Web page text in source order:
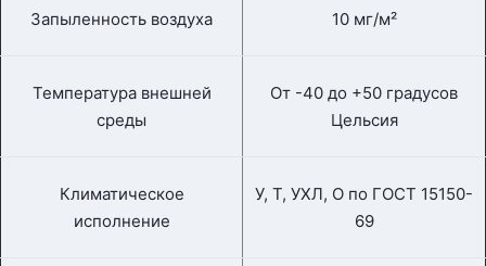
Запыленность воздуха 10 мг/м²
Температура внешней
среды
От -40 до +50 градусов
Цельсия
Климатическое
исполнение
У, Т, УХЛ, О по ГОСТ 15150-
69